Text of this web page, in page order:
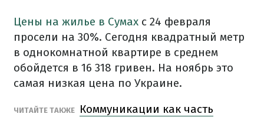
Цены на жилье в Сумах с 24 февраля
просели на 30%. Сегодня квадратный метр
в однокомнатной квартире в среднем
обойдется в 16 318 гривен. На ноябрь это
самая низкая цена по Украине.
ЧИТАЙТЕ ТАКЖЕ
Коммуникации как часть